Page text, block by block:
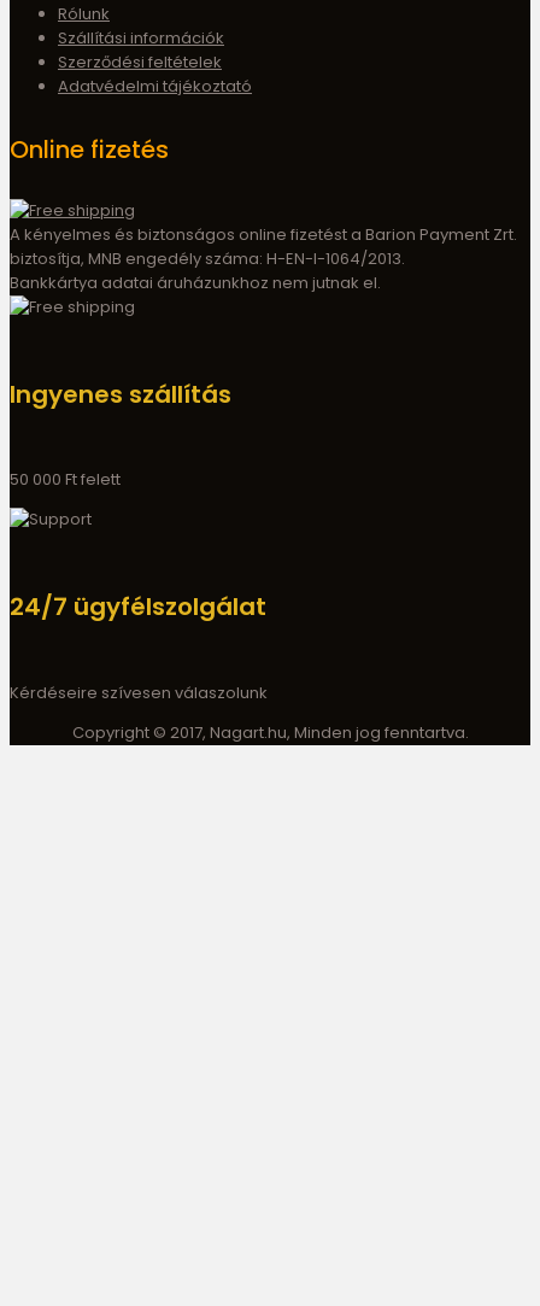
Rólunk
Szállítási információk
Szerződési feltételek
Adatvédelmi tájékoztató
Online fizetés
A kényelmes és biztonságos online fizetést a Barion Payment Zrt.
biztosítja, MNB engedély száma: H-EN-I-1064/2013.
Bankkártya adatai áruházunkhoz nem jutnak el.
Ingyenes szállítás
50 000 Ft felett
24/7 ügyfélszolgálat
Kérdéseire szívesen válaszolunk
Copyright © 2017, Nagart.hu, Minden jog fenntartva.